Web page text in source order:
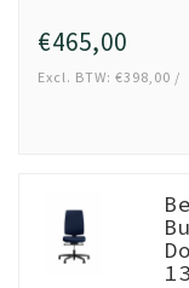
€465,00
Excl. BTW: €398,00 /